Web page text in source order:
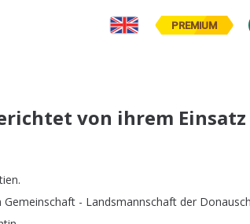
PREMIUM
von ihrem
.
Gemeinschaft - Landsmannschaft der